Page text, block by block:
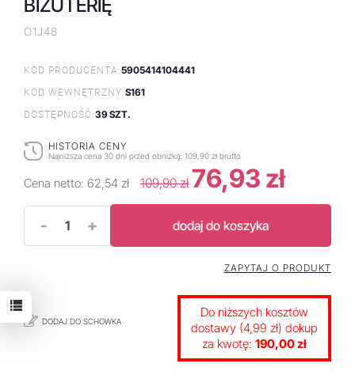
BIŻUTERIĘ
O1J48
KOD PRODUCENTA:5905414104441
KOD WEWNĘTRZNY:S161
DOSTĘPNOŚĆ:39 SZT.
HISTORIA CENY
Najniższa cena 30 dni przed obniżką: 109,90 zł brutto
Cena netto: 62,54 zł 109,90 zł 76,93 zł
- + dodaj do koszyka
DODAJ DO SCHOWKA
ZAPYTAJ O PRODUKT
Do niższych kosztów
dostawy (4,99 zł) dokup
za kwotę: 190,00 zł